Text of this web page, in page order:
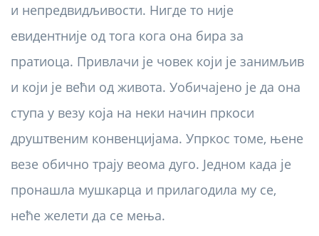
и непредвидљивости. Нигде то није
евидентније од тога кога она бира за
пратиоца. Привлачи је човек који је занимљив
и који је већи од живота. Уобичајено је да она
ступа у везу која на неки начин пркоси
друштвеним конвенцијама. Упркос томе, њене
везе обично трају веома дуго. Једном када је
пронашла мушкарца и прилагодила му се,
неће желети да се мења.